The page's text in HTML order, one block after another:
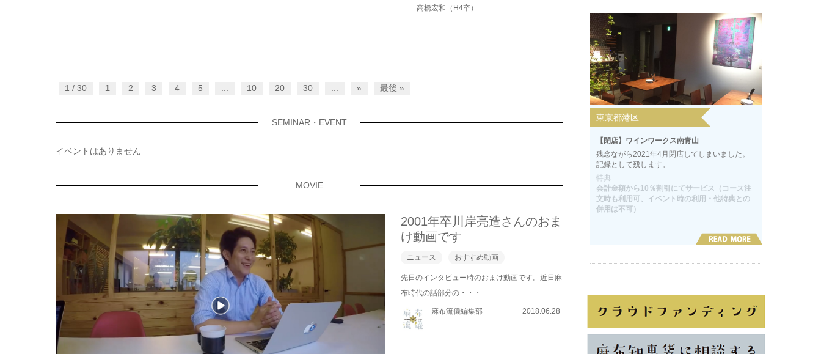
高橋宏和（H4卒）
1 / 30 1 2 3 4 5 10 20 30 » 最後 »
SEMINAR・EVENT
イベントはありません
MOVIE
2001年卒川岸亮造さんのおま
け動画です
ニュース おすすめ動画
先日のインタビュー時のおまけ動画です。近日麻
布時代の話部分の・・・
麻布流儀編集部 2018.06.28
東京都港区
【閉店】ワインワークス南青山
残念ながら2021年4月閉店してしまいました。
記録として残します。
特典
会計金額から10％割引にてサービス（コース注
文時も利用可、イベント時の利用・他特典との
併用は不可）